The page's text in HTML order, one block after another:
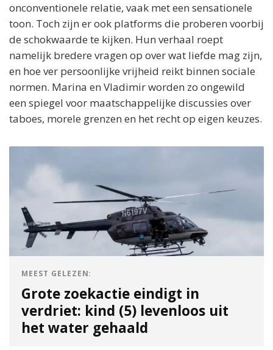
onconventionele relatie, vaak met een sensationele
toon. Toch zijn er ook platforms die proberen voorbij
de schokwaarde te kijken. Hun verhaal roept
namelijk bredere vragen op over wat liefde mag zijn,
en hoe ver persoonlijke vrijheid reikt binnen sociale
normen. Marina en Vladimir worden zo ongewild
een spiegel voor maatschappelijke discussies over
taboes, morele grenzen en het recht op eigen keuzes.
MEEST GELEZEN:
Grote zoekactie eindigt in
verdriet: kind (5) levenloos uit
het water gehaald